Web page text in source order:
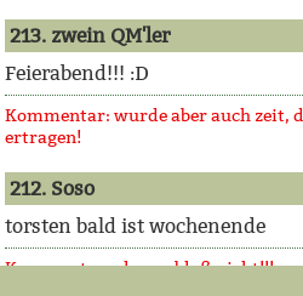
213. zwein QM'ler
Feierabend!!! :D
Kommentar: wurde aber auch zeit,
ertragen!
212. Soso
torsten bald ist wochenende
Kommentar: oh nee, bloß nicht!!!